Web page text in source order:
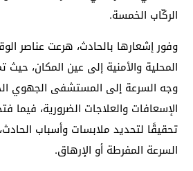
الركّاب الخمسة.
وفور إشعارها بالحادث، هرعت عناصر
المحلية والأمنية إلى عين المكان،
وجه السرعة إلى المستشفى الجهوي
الإسعافات والعلاجات الضرورية، فيما
تحقيقًا لتحديد ملابسات وأسباب
السرعة المفرطة أو الإرهاق.